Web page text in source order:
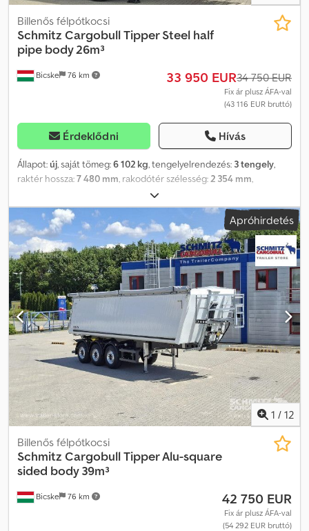
Bicske 76 km
Billenős félpótkocsi
Schmitz CargobullTipper Steel half
pipe body 26m³
33 950 EUR34 750 EUR
Fix ár plusz ÁFA-val
(43 116 EUR bruttó)
Érdeklődni Hívás
Állapot:új, saját tömeg:6 102 kg, tengelyelrendezés: 3 tengely,
raktér hossza:7 480 mm, rakodótér szélesség:2 354 mm,
, rakodótér térfogata:
felfüggesztés:levegő, abroncs méret:385/65 R22,5, Gyártási év:
2026
, Felszereltség:ABS, Saját tömeg: 6102 kg, Raktér (H x Sz x M):
7 480 mm x 2 354 mm x 1 560 mm Crjdpfezh Rvpjx Aftef
Gumiabroncs méret: 385/65 R22.5, Raktér térfogata: 26 m³, 1.
tengely: , 2. tengely: , 3. tengely: , Légrugózás, Hátsó aláfutásgátló,
Első emelőtengely: 170-250 bar, Billenő hidraulika, Önbeálló
(szintező) felfüggesztés: Automatikus süllyesztés billentéskor,
Elektronikus fékrendszer (EBS), Ingó hátfal, Ponyvás tető, Feljáró
platform, Hidraulikus munkahenger (nagynyomású), 1x15 és 2x7 tűs
csatlakozó, Antispray, Az összes elérhető jármű áttekintését
megtalálja weboldalunkon. Finanszírozásra van szüksége? Egyedi
finanszírozási megoldásokat, teljes körű szervizszerződéseket és
telematikai szolgáltatásokat kínálunk. Személyesen is szívesen
állunk rendelkezésére.
Apróhirdetés
1 / 12
Bicske 76 km
Billenős félpótkocsi
Schmitz CargobullTipper Alu-square
sided body 39m³
42 750 EUR
Fix ár plusz ÁFA-val
(54 292 EUR bruttó)